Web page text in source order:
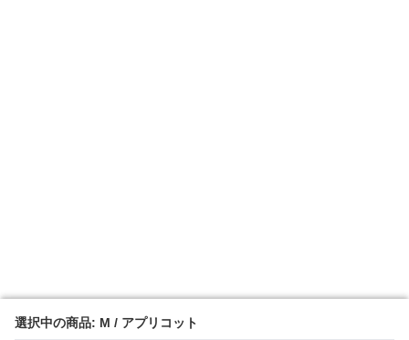
選択中の商品: M / アプリコット
選択中の商品: M / アプリコット